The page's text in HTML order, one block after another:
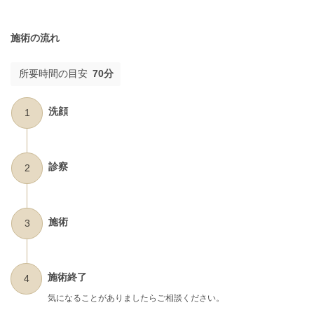
施術の流れ
所要時間の目安 70分
1 洗顔
2 診察
3 施術
4 施術終了
気になることがありましたらご相談ください。